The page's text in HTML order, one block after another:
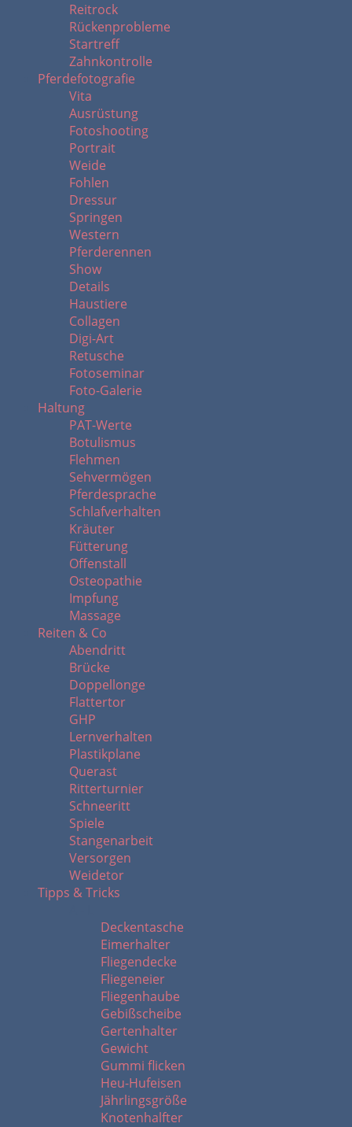
Reitrock
Rückenprobleme
Startreff
Zahnkontrolle
Pferdefotografie
Vita
Ausrüstung
Fotoshooting
Portrait
Weide
Fohlen
Dressur
Springen
Western
Pferderennen
Show
Details
Haustiere
Collagen
Digi-Art
Retusche
Fotoseminar
Foto-Galerie
Haltung
PAT-Werte
Botulismus
Flehmen
Sehvermögen
Pferdesprache
Schlafverhalten
Kräuter
Fütterung
Offenstall
Osteopathie
Impfung
Massage
Reiten & Co
Abendritt
Brücke
Doppellonge
Flattertor
GHP
Lernverhalten
Plastikplane
Querast
Ritterturnier
Schneeritt
Spiele
Stangenarbeit
Versorgen
Weidetor
Tipps & Tricks
Deckentasche
Eimerhalter
Fliegendecke
Fliegeneier
Fliegenhaube
Gebißscheibe
Gertenhalter
Gewicht
Gummi flicken
Heu-Hufeisen
Jährlingsgröße
Knotenhalfter